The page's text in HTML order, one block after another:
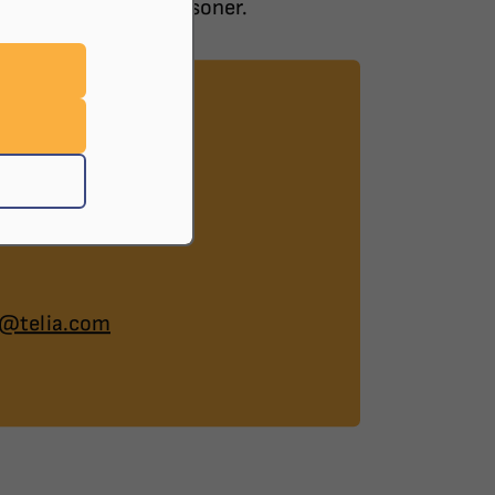
juridiska personer.